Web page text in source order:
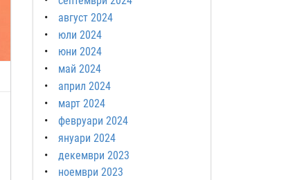
август 2024
юли 2024
юни 2024
май 2024
април 2024
март 2024
февруари 2024
януари 2024
декември 2023
ноември 2023